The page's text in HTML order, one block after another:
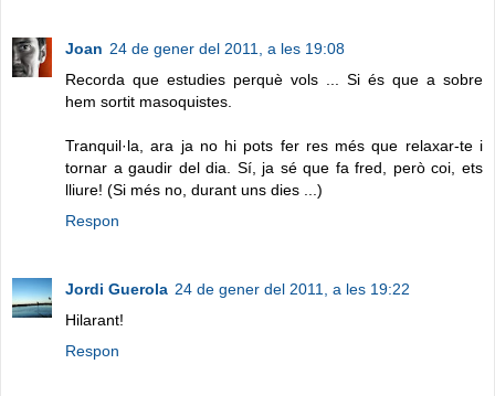
Joan 24 de gener del 2011, a les 19:08
Recorda que estudies perquè vols ... Si és que a sobre
hem sortit masoquistes.
Tranquil·la, ara ja no hi pots fer res més que relaxar-te i
tornar a gaudir del dia. Sí, ja sé que fa fred, però coi, ets
lliure! (Si més no, durant uns dies ...)
Respon
Jordi Guerola 24 de gener del 2011, a les 19:22
Hilarant!
Respon